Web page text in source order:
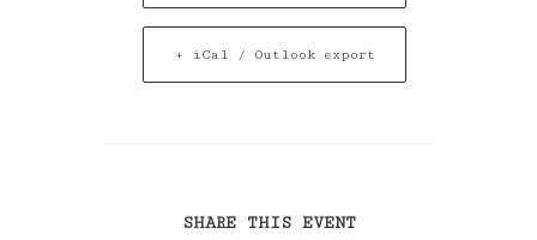
+ iCal / Outlook export
SHARE THIS EVENT